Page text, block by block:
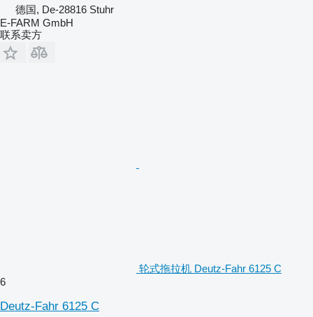
德国, De-28816 Stuhr
E-FARM GmbH
联系卖方
轮式拖拉机 Deutz-Fahr 6125 C
6
Deutz-Fahr 6125 C